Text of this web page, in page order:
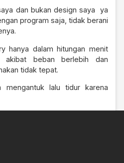
dan bukan design saya ya
program saja, tidak berani
hanya dalam hitungan menit
akibat beban berlebih dan
tidak tepat.
mengantuk lalu tidur karena